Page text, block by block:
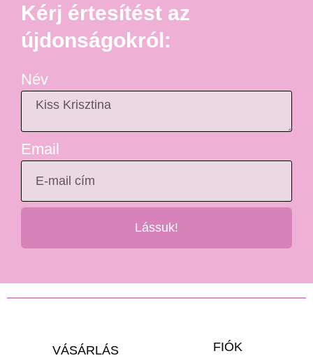
Kérj értesítést az
újdonságokról:
Név
Email
Lássuk!
VÁSÁRLÁS FIÓK